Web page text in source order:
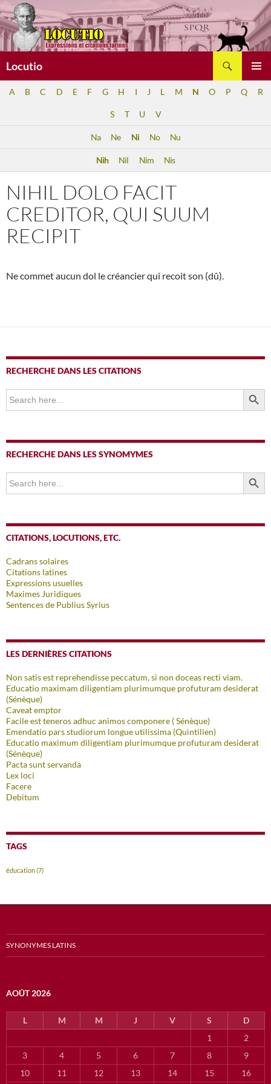
Aller
au
contenu
Locutio
A B C D E F G H I J L M N O P Q R
S T U V
Na Ne Ni No Nu
Nih Nil Nim Nis
NIHIL DOLO FACIT
CREDITOR, QUI SUUM
RECIPIT
Ne commet aucun dol le créancier qui recoit son (dû).
RECHERCHE DANS LES CITATIONS
Search
for:
SEARCH
RECHERCHE DANS LES SYNOMYMES
Search
for:
SEARCH
CITATIONS, LOCUTIONS, ETC.
Cadrans solaires
Citations latines
Expressions usuelles
Maximes Juridiques
Sentences de Publius Syrius
LES DERNIÈRES CITATIONS
Non satis est reprehendisse peccatum, si non doceas recti viam.
Educatio maximam diligentiam plurimumque profuturam desiderat
(Sénèque)
Caveat emptor
Facile est teneros adhuc animos componere ( Sénèque)
Emendatio pars studiorum longue utilissima (Quintilien)
Educatio maximum diligentiam plurimumque profuturam desiderat
(Sénèque)
Pacta sunt servanda
Lex loci
Facere
Debitum
TAGS
éducation(7)
SYNONYMES LATINS
AOÛT 2026
L M M J V S
D
1
2
3
4 5 6 7 8
9
10
11 12 13 14 15 16